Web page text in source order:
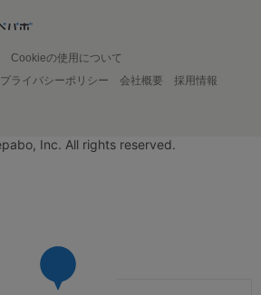
Cookieの使用について
プライバシーポリシー 会社概要
採用情報
Inc. All rights reserved.